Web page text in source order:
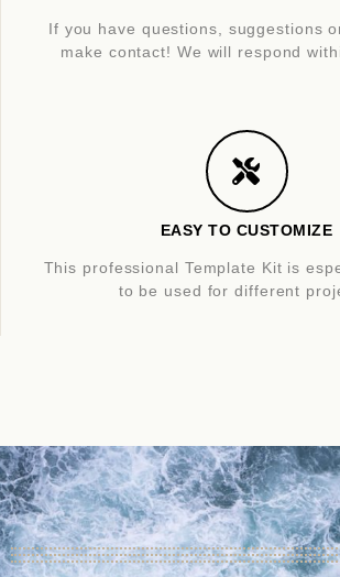
If you have questions, suggestions
make contact! We will respond
EASY TO CUSTOMIZE
This professional Template Kit is
to be used for different